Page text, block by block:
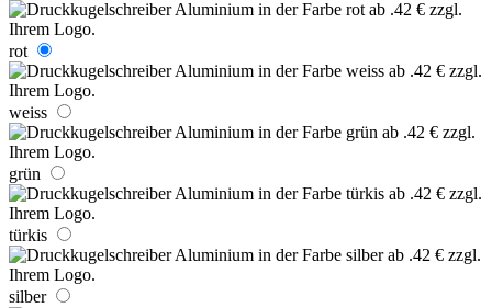
rot
weiss
grün
türkis
silber